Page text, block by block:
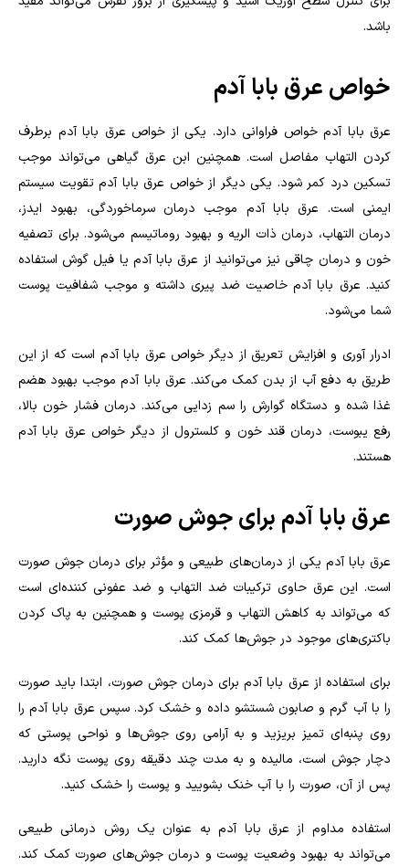
باشد.
خواص عرق بابا آدم
عرق بابا آدم خواص فراوانی دارد. یکی از خواص عرق بابا آدم برطرف
کردن التهاب مفاصل است. همچنین ابن عرق گیاهی می‌تواند موجب
تسکین درد کمر شود. یکی دیگر از خواص عرق بابا آدم تقویت سیستم
ایمنی است. عرق بابا آدم موجب درمان سرماخوردگی، بهبود ایدز،
درمان التهاب، درمان ذات الریه و بهبود روماتیسم می‌شود. برای تصفیه
خون و درمان چاقی نیز می‌توانید از عرق بابا آدم یا فیل گوش استفاده
کنید. عرق بابا آدم خاصیت ضد پیری داشته و موجب شفافیت پوست
شما می‌شود.
ادرار آوری و افزایش تعریق از دیگر خواص عرق بابا آدم است که از این
طریق به دفع آب از بدن کمک می‌کند. عرق بابا آدم موجب بهبود هضم
غذا شده و دستگاه گوارش را سم زدایی می‌کند. درمان فشار خون بالا،
رفع یبوست، درمان قند خون و کلسترول از دیگر خواص عرق بابا آدم
هستند.
عرق بابا آدم برای جوش صورت
عرق بابا آدم یکی از درمان‌های طبیعی و مؤثر برای درمان جوش صورت
است. این عرق حاوی ترکیبات ضد التهاب و ضد عفونی کننده‌ای است
که می‌تواند به کاهش التهاب و قرمزی پوست و همچنین به پاک کردن
باکتری‌های موجود در جوش‌ها کمک کند.
برای استفاده از عرق بابا آدم برای درمان جوش صورت، ابتدا باید صورت
را با آب گرم و صابون شستشو داده و خشک کرد. سپس عرق بابا آدم را
روی پنبه‌ای تمیز بریزید و به آرامی روی جوش‌ها و نواحی پوستی که
دچار جوش است، مالیده و به مدت چند دقیقه روی پوست نگه دارید.
پس از آن، صورت را با آب خنک بشویید و پوست را خشک کنید.
استفاده مداوم از عرق بابا آدم به عنوان یک روش درمانی طبیعی
می‌تواند به بهبود وضعیت پوست و درمان جوش‌های صورت کمک کند.